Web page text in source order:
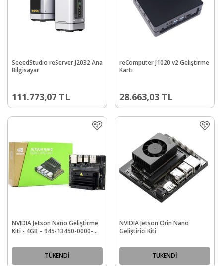
SeeedStudio reServer J2032 Ana
Bilgisayar
111.773,07 TL
reComputer J1020 v2 Geliştirme
Kartı
28.663,03 TL
NVIDIA Jetson Nano Geliştirme
Kiti - 4GB – 945-13450-0000-
TÜKENDİ
NVIDIA Jetson Orin Nano
Geliştirici Kiti
TÜKENDİ